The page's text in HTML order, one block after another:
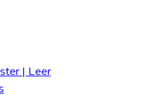
| Leer